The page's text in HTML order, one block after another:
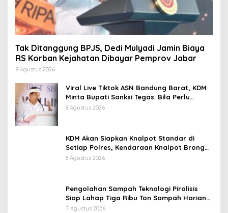
Tak Ditanggung BPJS, Dedi Mulyadi Jamin Biaya
RS Korban Kejahatan Dibayar Pemprov Jabar
9 Agustus 2026
Viral Live Tiktok ASN Bandung Barat, KDM
Minta Bupati Sanksi Tegas: Bila Perlu
Pemberhentian
8 Agustus 2026
KDM Akan Siapkan Knalpot Standar di
Setiap Polres, Kendaraan Knalpot Brong
Tertangkap Langsung Ganti
8 Agustus 2026
Pengolahan Sampah Teknologi Pirolisis
Siap Lahap Tiga Ribu Ton Sampah Harian
Jawa Barat
7 Agustus 2026